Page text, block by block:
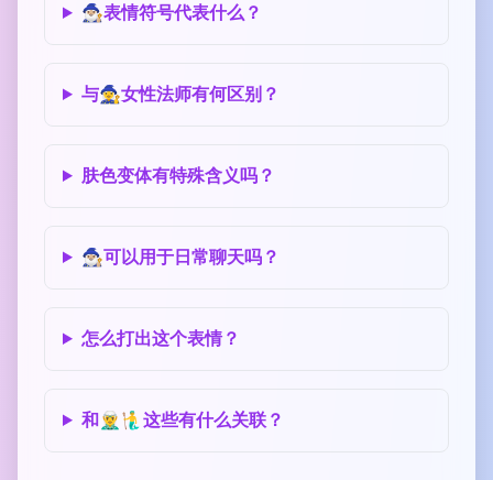
🧙🏼‍♂️表情符号代表什么？
与🧙‍♀️女性法师有何区别？
肤色变体有特殊含义吗？
🧙🏼‍♂️可以用于日常聊天吗？
怎么打出这个表情？
和🧝‍♂️🧜‍♂️这些有什么关联？